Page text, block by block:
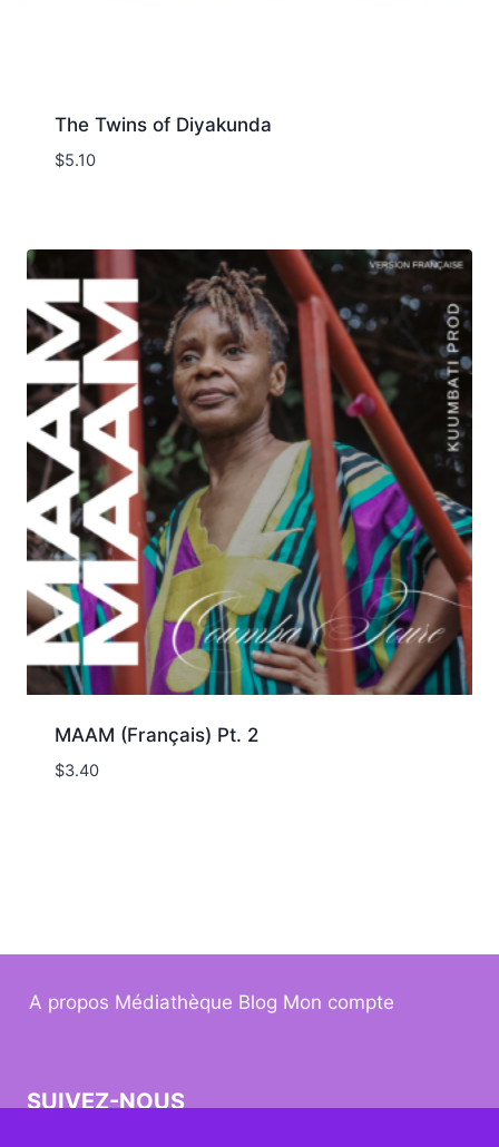
The Twins of Diyakunda
$5.10
MAAM (Français) Pt. 2
$3.40
A propos Médiathèque Blog Mon compte
SUIVEZ-NOUS